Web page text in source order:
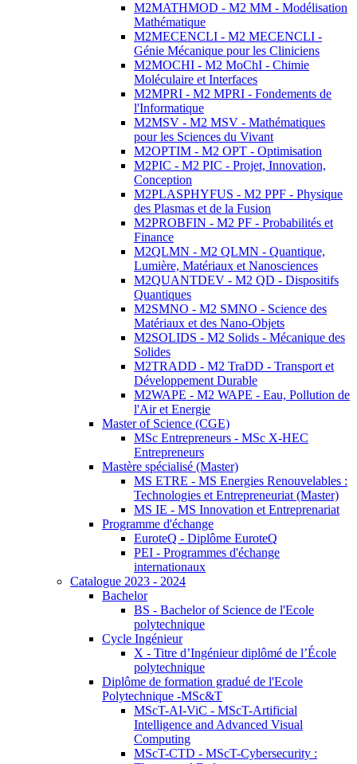
M2MATHMOD - M2 MM - Modélisation
Mathématique
M2MECENCLI - M2 MECENCLI -
Génie Mécanique pour les Cliniciens
M2MOCHI - M2 MoChI - Chimie
Moléculaire et Interfaces
M2MPRI - M2 MPRI - Fondements de
l'Informatique
M2MSV - M2 MSV - Mathématiques
pour les Sciences du Vivant
M2OPTIM - M2 OPT - Optimisation
M2PIC - M2 PIC - Projet, Innovation,
Conception
M2PLASPHYFUS - M2 PPF - Physique
des Plasmas et de la Fusion
M2PROBFIN - M2 PF - Probabilités et
Finance
M2QLMN - M2 QLMN - Quantique,
Lumière, Matériaux et Nanosciences
M2QUANTDEV - M2 QD - Dispositifs
Quantiques
M2SMNO - M2 SMNO - Science des
Matériaux et des Nano-Objets
M2SOLIDS - M2 Solids - Mécanique des
Solides
M2TRADD - M2 TraDD - Transport et
Développement Durable
M2WAPE - M2 WAPE - Eau, Pollution de
l'Air et Energie
Master of Science (CGE)
MSc Entrepreneurs - MSc X-HEC
Entrepreneurs
Mastère spécialisé (Master)
MS ETRE - MS Energies Renouvelables :
Technologies et Entrepreneuriat (Master)
MS IE - MS Innovation et Entreprenariat
Programme d'échange
EuroteQ - Diplôme EuroteQ
PEI - Programmes d'échange
internationaux
Catalogue 2023 - 2024
Bachelor
BS - Bachelor of Science de l'Ecole
polytechnique
Cycle Ingénieur
X - Titre d’Ingénieur diplômé de l’École
polytechnique
Diplôme de formation gradué de l'Ecole
Polytechnique -MSc&T
MScT-AI-ViC - MScT-Artificial
Intelligence and Advanced Visual
Computing
MScT-CTD - MScT-Cybersecurity :